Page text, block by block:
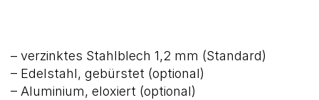
– verzinktes Stahlblech 1,2 mm (Standard)
– Edelstahl, gebürstet (optional)
– Aluminium, eloxiert (optional)